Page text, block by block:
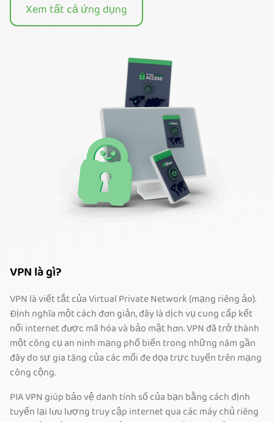
Xem tất cả ứng dụng
VPN là gì?
VPN là viết tắt của Virtual Private Network (mạng riêng ảo).
Định nghĩa một cách đơn giản, đây là dịch vụ cung cấp kết
nối internet được mã hóa và bảo mật hơn. VPN đã trở thành
một công cụ an ninh mạng phổ biến trong những năm gần
đây do sự gia tăng của các mối đe dọa trực tuyến trên mạng
công cộng.
PIA VPN giúp bảo vệ danh tính số của bạn bằng cách định
tuyến lại lưu lượng truy cập internet qua các máy chủ riêng